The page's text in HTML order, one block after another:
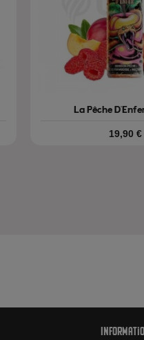
La Pêche
Prix
19,90 €